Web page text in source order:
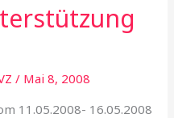
/ Mai 8, 2008
11.05.2008- 16.05.2008